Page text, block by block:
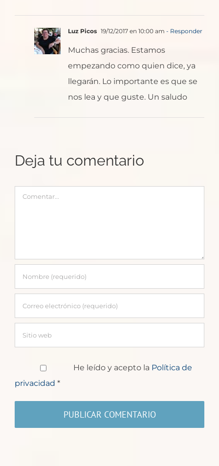
Luz Picos 19/12/2017 en 10:00 am - Responder
Muchas gracias. Estamos
empezando como quien dice, ya
llegarán. Lo importante es que se
nos lea y que guste. Un saludo
Deja tu comentario
Comentar
He leído y acepto la Política de
privacidad *